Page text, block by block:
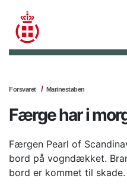
Forsvaret Marinestaben
Færge har i
Færgen Pearl of
bord på vogndækket.
bord er kommet til skade.